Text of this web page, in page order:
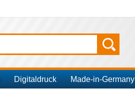
Digitaldruck Made-in-Germany